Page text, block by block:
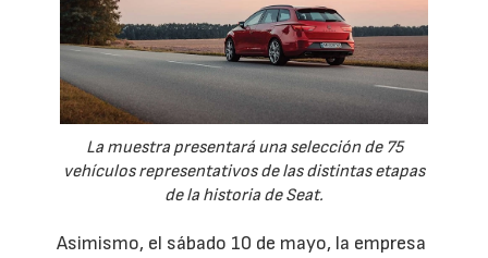
La muestra presentará una selección de 75
vehículos representativos de las distintas etapas
de la historia de Seat.
Asimismo, el sábado 10 de mayo, la empresa